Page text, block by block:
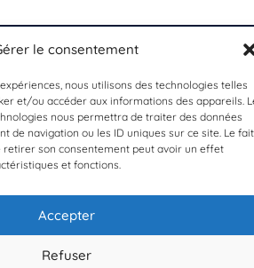
le consentement
nous utilisons des technologies telles
et/ou accéder aux informations des appareils.
nous permettra de traiter des données
de navigation ou les ID uniques sur ce site. Le fait
retirer son consentement peut avoir un effet
et fonctions.
Accepter
Refuser
EST UN PROGRAMME DE
PLANÈTE MER